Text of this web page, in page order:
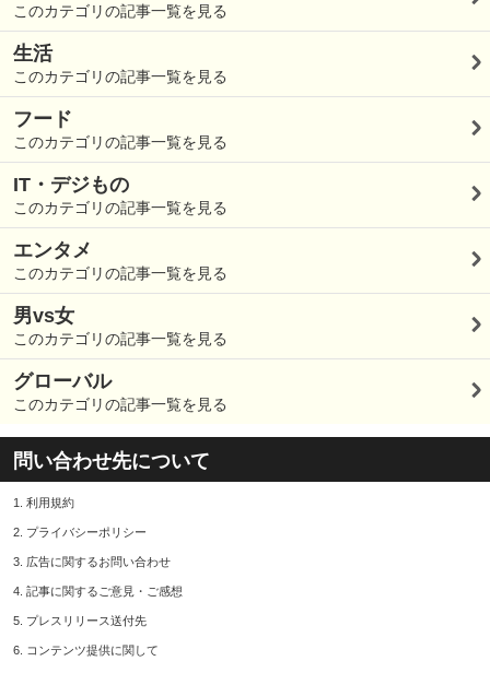
このカテゴリの記事一覧を見る
生活
このカテゴリの記事一覧を見る
フード
このカテゴリの記事一覧を見る
IT・デジもの
このカテゴリの記事一覧を見る
エンタメ
このカテゴリの記事一覧を見る
男vs女
このカテゴリの記事一覧を見る
グローバル
このカテゴリの記事一覧を見る
問い合わせ先について
1. 利用規約
2. プライバシーポリシー
3. 広告に関するお問い合わせ
4. 記事に関するご意見・ご感想
5. プレスリリース送付先
6. コンテンツ提供に関して